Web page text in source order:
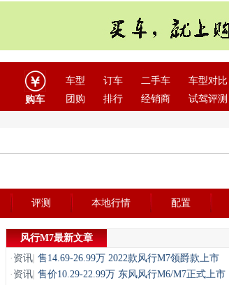
购车
车型 订车 二手车 车型对比
团购
排行 经销商 试驾评测
评测 本地行情 配置
风行M7最新文章
· 资讯 售14.69-26.99万 2022款风行M7领爵款上市
· 资讯 售价10.29-22.99万 东风风行M6/M7正式上市